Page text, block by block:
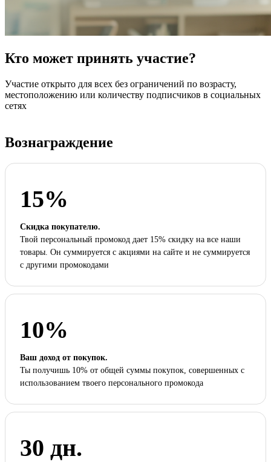
Кто может принять участие?
Участие открыто для всех без ограничений по возрасту,
местоположению или количеству подписчиков в социальных
сетях
Вознаграждение
15%
Скидка покупателю.
Твой персональный промокод дает 15% скидку на все наши
товары. Он суммируется с акциями на сайте и не суммируется
с другими промокодами
10%
Ваш доход от покупок.
Ты получишь 10% от общей суммы покупок, совершенных с
использованием твоего персонального промокода
30 дн.